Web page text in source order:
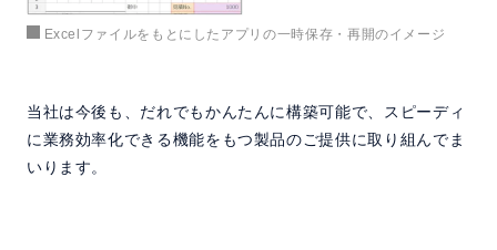
Excelファイルをもとにしたアプリの一時保存・再開のイメージ
当社は今後も、だれでもかんたんに構築可能で、スピーディ
に業務効率化できる機能をもつ製品のご提供に取り組んでま
いります。